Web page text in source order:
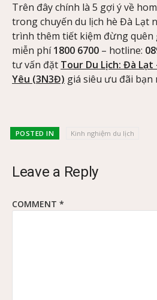
Trên đây chính là 5 gợi ý về
trong chuyến du lịch hè Đà Lạt
trình thêm tiết kiệm đừng quên
miễn phí1800 6700 – hotline:
tư vấn đặt Tour Du Lịch: Đà
Yêu (3N3Đ) giá siêu ưu đãi bạn
POSTED IN Kinh nghiệm du lịch
Leave a Reply
COMMENT *